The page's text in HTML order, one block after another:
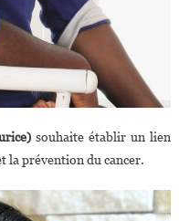
souhaite établir un lien
la prévention du cancer.